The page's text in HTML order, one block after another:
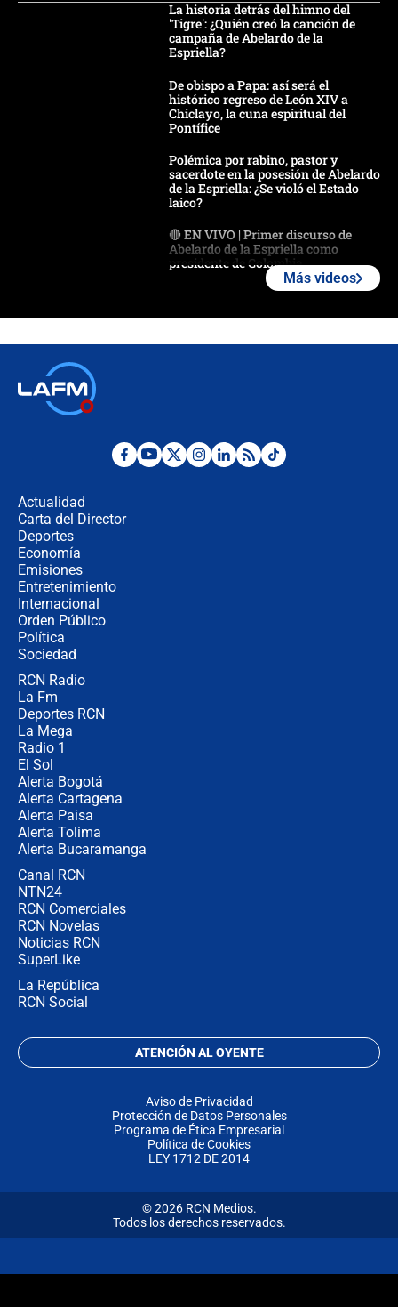
La historia detrás del himno del
'Tigre': ¿Quién creó la canción de
campaña de Abelardo de la
Espriella?
De obispo a Papa: así será el
histórico regreso de León XIV a
Chiclayo, la cuna espiritual del
Pontífice
Polémica por rabino, pastor y
sacerdote en la posesión de Abelardo
de la Espriella: ¿Se violó el Estado
laico?
🔴 EN VIVO | Primer discurso de
Abelardo de la Espriella como
presidente de Colombia
Desde dermatitis hasta infecciones:
Más videos
Actualidad
Carta del Director
Deportes
Economía
Emisiones
Entretenimiento
Internacional
Orden Público
Política
Sociedad
RCN Radio
La Fm
Deportes RCN
La Mega
Radio 1
El Sol
Alerta Bogotá
Alerta Cartagena
Alerta Paisa
Alerta Tolima
Alerta Bucaramanga
Canal RCN
NTN24
RCN Comerciales
RCN Novelas
Noticias RCN
SuperLike
La República
RCN Social
ATENCIÓN AL OYENTE
Aviso de Privacidad
Protección de Datos Personales
Programa de Ética Empresarial
Política de Cookies
LEY 1712 DE 2014
© 2026 RCN Medios.
Todos los derechos reservados.